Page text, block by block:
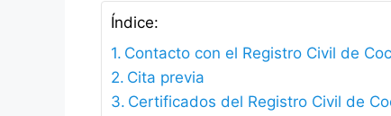
Índice:
Contacto con el Registro Civil de
Cita previa
Certificados del Registro Civil de